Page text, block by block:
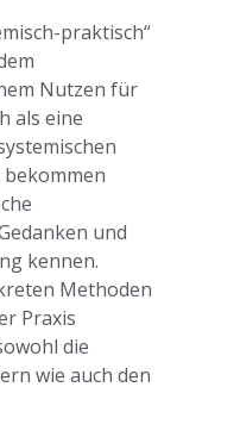
praktisch“
Nutzen für
als eine
und
kennen.
Methoden
Praxis
die
wie auch den